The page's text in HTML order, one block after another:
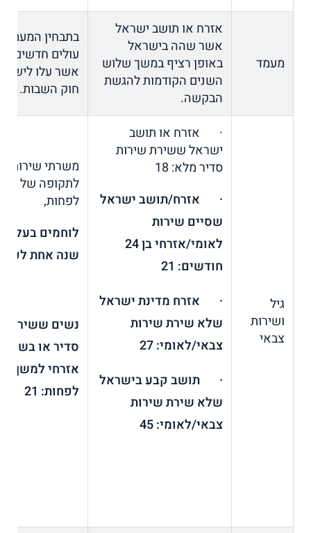
מעמד
אזרח או תושב ישראל
אשר שהה בישראל
באופן רציף במשך שלוש
השנים הקודמות להגשת
הבקשה.
בתבחין המעמד
אשר עלו
חוק השבות.
גיל
ושירות
צבאי
· אזרח או תושב
ישראל ששירת שירות
סדיר מלא: 18
· אזרח/תושב ישראל
שסיים שירות
לאומי/אזרחי בן 24
חודשים: 21
· אזרח מדינת ישראל
שלא שירת שירות
צבאי/לאומי: 27
· תושב קבע בישראל
שלא שירת שירות
צבאי/לאומי: 45
משרתי שירות
לתקופה של
לפחות,
לוחמים בעלי
שנה אחת
נשים ששירתו
סדיר או
אזרחי למשך
לפחות: 21